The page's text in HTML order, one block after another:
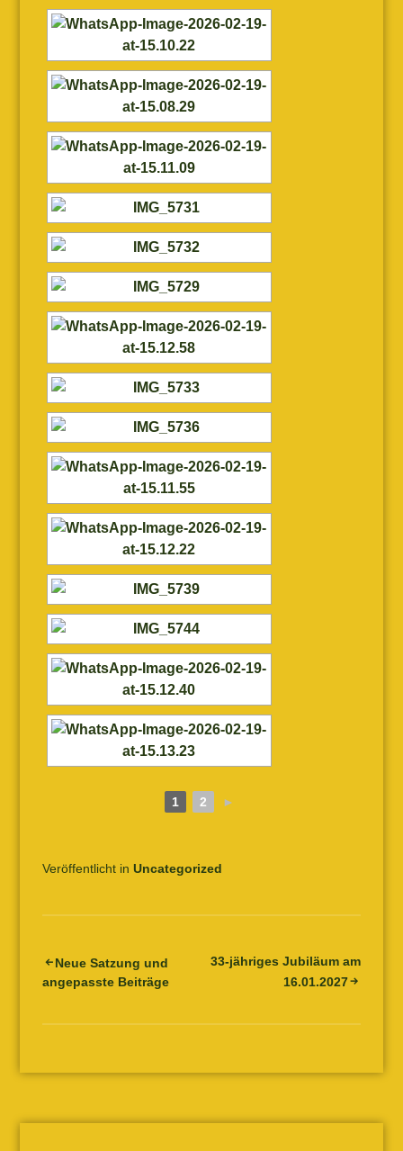
1 2 ►
Veröffentlicht in Uncategorized
Beitrags-
Neue Satzung und
angepasste Beiträge
33-jähriges Jubiläum am
16.01.2027